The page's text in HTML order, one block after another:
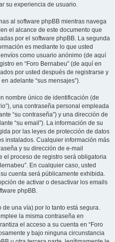
su experiencia de usuario.
al software phpBB mientras navega
el alcance de este documento que
por el software phpBB. La segunda
es mediante lo que usted
como usuario anónimo (de aquí
en “Foro Bernabeu” (de aquí en
por usted después de registrarse y
adelante “sus mensajes”).
nombre único de identificación (de
una contraseña personal empleada
“su contraseña”) y una dirección de
“su email”). La información de su
por las leyes de protección de datos
instalados. Cualquier información más
y su dirección de e-mail
el proceso de registro será obligatoria
En cualquier caso, usted
cuenta será públicamente exhibida.
de activar o desactivar los emails
phpBB.
una vía) por lo tanto está segura.
la misma contraseña en
el acceso a su cuenta en “Foro
y bajo ninguna circunstancia